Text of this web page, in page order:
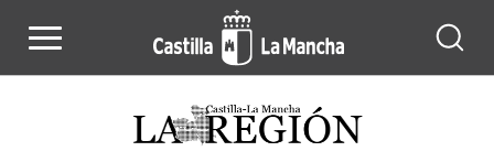
Actualidad de la región de Castilla-